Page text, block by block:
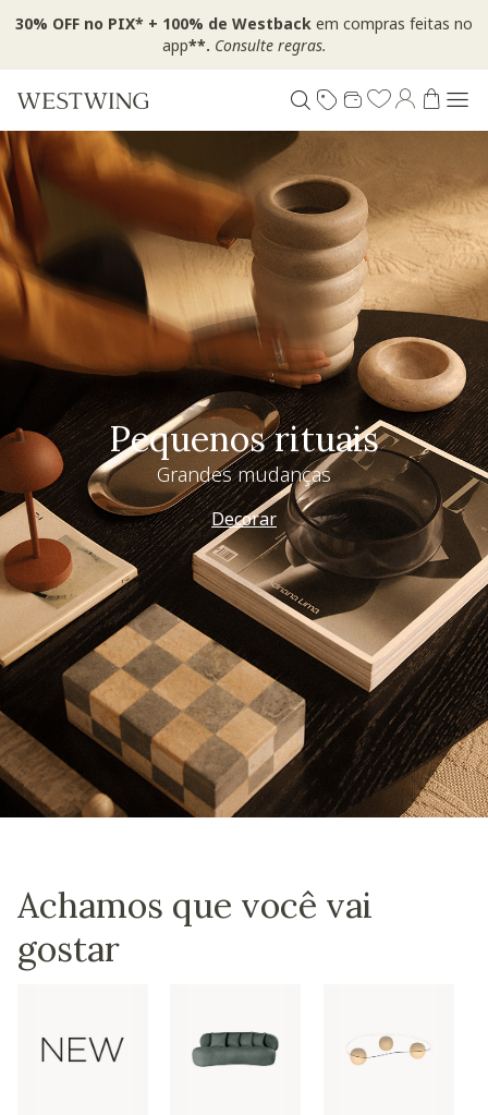
30% OFF no PIX* + 100% de Westback em compras feitas no
app**. Consulte regras.
Pequenos rituais
Grandes mudanças
Decorar
Achamos que você vai
gostar